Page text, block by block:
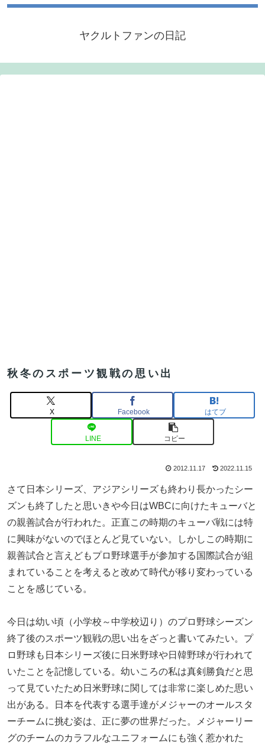
ヤクルトファンの日記
秋冬のスポーツ観戦の思い出
X Facebook はてブ
LINE コピー
2012.11.17 2022.11.15
さて日本シリーズ、アジアシリーズも終わり長かったシー
ズンも終了したと思いきや今日はWBCに向けたキューバと
の親善試合が行われた。正直この時期のキューバ戦には特
に興味がないのでほとんど見ていない。しかしこの時期に
親善試合と言えどもプロ野球選手が参加する国際試合が組
まれていることを考えると改めて時代が移り変わっている
ことを感じている。
今日は幼い頃（小学校～中学校辺り）のプロ野球シーズン
終了後のスポーツ観戦の思い出をざっと書いてみたい。プ
ロ野球も日本シリーズ後に日米野球や日韓野球が行われて
いたことを記憶している。幼いころの私は真剣勝負だと思
って見ていたため日米野球に関しては非常に楽しめた思い
出がある。日本を代表する選手達がメジャーのオールスタ
ーチームに挑む姿は、正に夢の世界だった。メジャーリー
グのチームのカラフルなユニフォームにも強く惹かれた